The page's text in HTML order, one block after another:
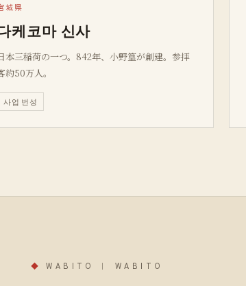
城県
케코마 신사
本三稲荷の一つ。842年、小野篁が創建。参拝
約50万人。
사업 번성
◆ WABITO ｜ WABITO